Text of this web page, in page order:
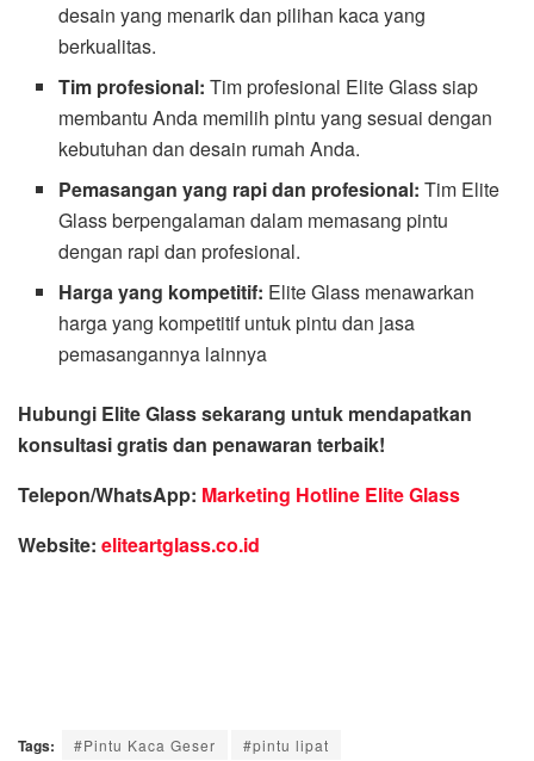
desain yang menarik dan pilihan kaca yang
berkualitas.
Tim profesional: Tim profesional Elite Glass siap
membantu Anda memilih pintu yang sesuai dengan
kebutuhan dan desain rumah Anda.
Pemasangan yang rapi dan profesional: Tim Elite
Glass berpengalaman dalam memasang pintu
dengan rapi dan profesional.
Harga yang kompetitif: Elite Glass menawarkan
harga yang kompetitif untuk pintu dan jasa
pemasangannya lainnya
Hubungi Elite Glass sekarang untuk mendapatkan
konsultasi gratis dan penawaran terbaik!
Telepon/WhatsApp: Marketing Hotline Elite Glass
Website: eliteartglass.co.id
Tags: #Pintu Kaca Geser
#pintu lipat